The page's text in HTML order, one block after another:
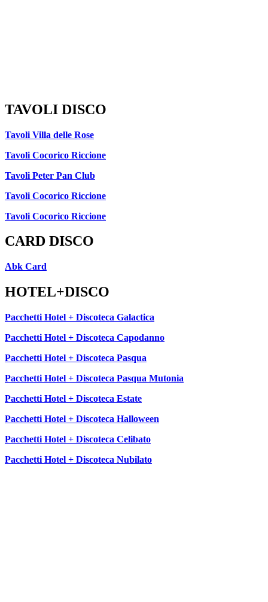
TAVOLI DISCO
Tavoli Villa delle Rose
Tavoli Cocorico Riccione
Tavoli Peter Pan Club
Tavoli Cocorico Riccione
Tavoli Cocorico Riccione
CARD DISCO
Abk Card
HOTEL+DISCO
Pacchetti Hotel + Discoteca Galactica
Pacchetti Hotel + Discoteca Capodanno
Pacchetti Hotel + Discoteca Pasqua
Pacchetti Hotel + Discoteca Pasqua Mutonia
Pacchetti Hotel + Discoteca Estate
Pacchetti Hotel + Discoteca Halloween
Pacchetti Hotel + Discoteca Celibato
Pacchetti Hotel + Discoteca Nubilato